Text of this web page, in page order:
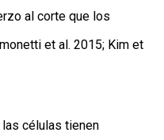
al corte que los
et al. 2015; Kim et
células tienen